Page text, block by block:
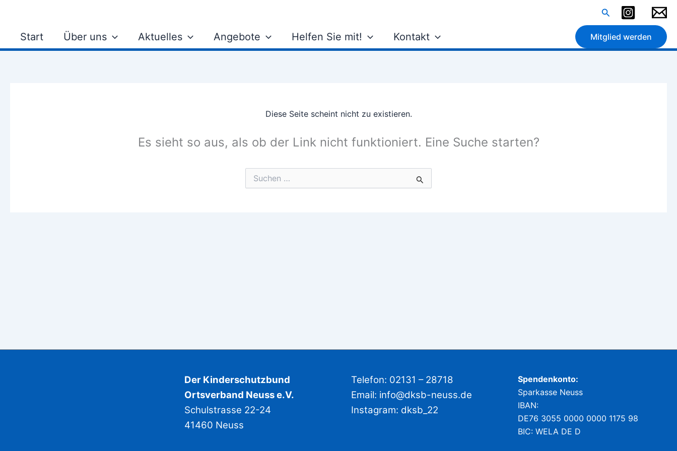
springen
Suchen
Start Über uns Aktuelles Angebote Helfen Sie mit! Kontakt Mitglied werden
Diese Seite scheint nicht zu existieren.
Es sieht so aus, als ob der Link nicht funktioniert. Eine Suche starten?
Suchen
nach:
Der Kinderschutzbund
Ortsverband Neuss e.V.
Schulstrasse 22-24
41460 Neuss
Telefon: 02131 – 28718
Email: info@dksb-neuss.de
Instagram: dksb_22
Spendenkonto:
Sparkasse Neuss
IBAN:
DE76 3055 0000 0000 1175 98
BIC: WELA DE D